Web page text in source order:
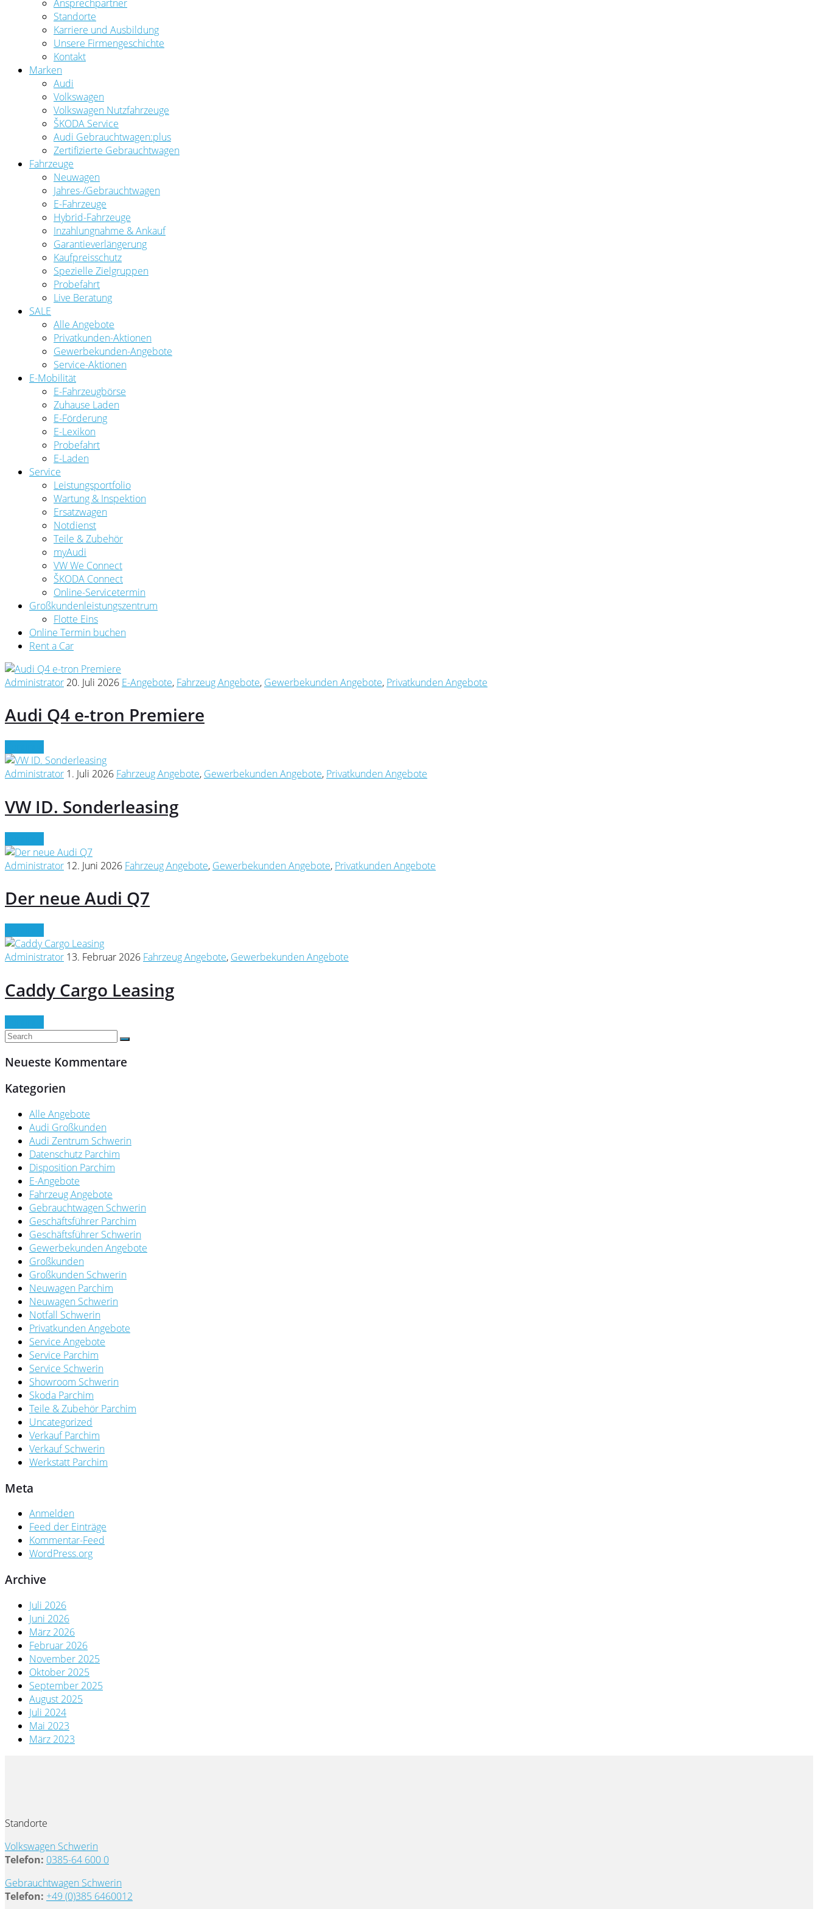
Ansprechpartner
Standorte
Karriere und Ausbildung
Unsere Firmengeschichte
Kontakt
Marken
Audi
Volkswagen
Volkswagen Nutzfahrzeuge
ŠKODA Service
Audi Gebrauchtwagen:plus
Zertifizierte Gebrauchtwagen
Fahrzeuge
Neuwagen
Jahres-/Gebrauchtwagen
E-Fahrzeuge
Hybrid-Fahrzeuge
Inzahlungnahme & Ankauf
Garantieverlängerung
Kaufpreisschutz
Spezielle Zielgruppen
Probefahrt
Live Beratung
SALE
Alle Angebote
Privatkunden-Aktionen
Gewerbekunden-Angebote
Service-Aktionen
E-Mobilität
E-Fahrzeugbörse
Zuhause Laden
E-Förderung
E-Lexikon
Probefahrt
E-Laden
Service
Leistungsportfolio
Wartung & Inspektion
Ersatzwagen
Notdienst
Teile & Zubehör
myAudi
VW We Connect
ŠKODA Connect
Online-Servicetermin
Großkundenleistungszentrum
Flotte Eins
Online Termin buchen
Rent a Car
Administrator 20. Juli 2026 E-Angebote, Fahrzeug Angebote, Gewerbekunden Angebote, Privatkunden Angebote
Audi Q4 e-tron Premiere
Administrator 1. Juli 2026 Fahrzeug Angebote, Gewerbekunden Angebote, Privatkunden Angebote
VW ID. Sonderleasing
Administrator 12. Juni 2026 Fahrzeug Angebote, Gewerbekunden Angebote, Privatkunden Angebote
Der neue Audi Q7
Administrator 13. Februar 2026 Fahrzeug Angebote, Gewerbekunden Angebote
Caddy Cargo Leasing
Neueste Kommentare
Kategorien
Alle Angebote
Audi Großkunden
Audi Zentrum Schwerin
Datenschutz Parchim
Disposition Parchim
E-Angebote
Fahrzeug Angebote
Gebrauchtwagen Schwerin
Geschäftsführer Parchim
Geschäftsführer Schwerin
Gewerbekunden Angebote
Großkunden
Großkunden Schwerin
Neuwagen Parchim
Neuwagen Schwerin
Notfall Schwerin
Privatkunden Angebote
Service Angebote
Service Parchim
Service Schwerin
Showroom Schwerin
Skoda Parchim
Teile & Zubehör Parchim
Uncategorized
Verkauf Parchim
Verkauf Schwerin
Werkstatt Parchim
Meta
Anmelden
Feed der Einträge
Kommentar-Feed
WordPress.org
Archive
Juli 2026
Juni 2026
März 2026
Februar 2026
November 2025
Oktober 2025
September 2025
August 2025
Juli 2024
Mai 2023
März 2023
Standorte
Volkswagen Schwerin
Telefon: 0385-64 600 0
Gebrauchtwagen Schwerin
Telefon: +49 (0)385 6460012